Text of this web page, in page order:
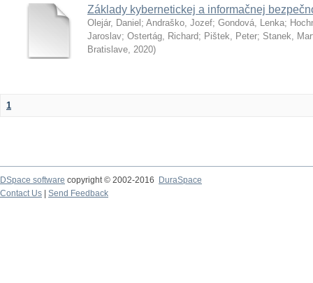
Základy kybernetickej a informačnej
Olejár, Daniel ; Andraško, Jozef; Gondová, Lenka;
Jaroslav; Ostertág, Richard; Pištek, Peter; Stanek,
Bratislave, 2020)
1
DSpace software copyright © 2002-2016
DuraSpace
Contact Us
Send Feedback